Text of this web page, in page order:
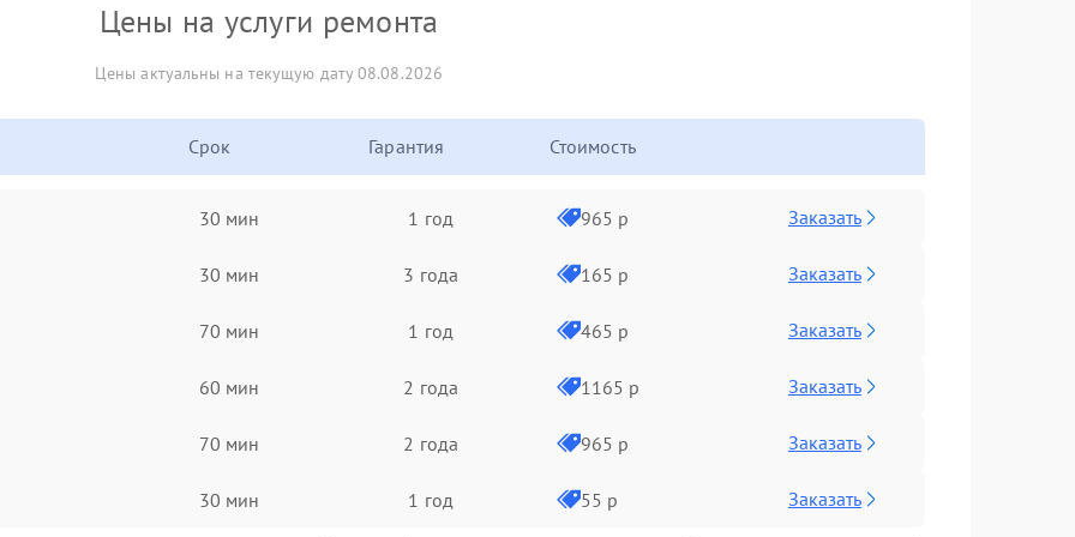
Цены на услуги ремонта
Цены актуальны на текущую дату 08.08.2026
Срок Гарантия Стоимость
30 мин 1 год 965 р Заказать
30 мин 3 года 165 р Заказать
70 мин 1 год 465 р Заказать
60 мин 2 года 1165 р Заказать
70 мин 2 года 965 р Заказать
30 мин 1 год 55 р Заказать